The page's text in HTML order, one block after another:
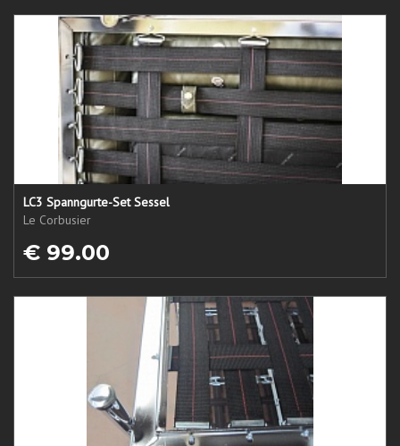
LC3 Spanngurte-Set Sessel
Le Corbusier
€ 99.00